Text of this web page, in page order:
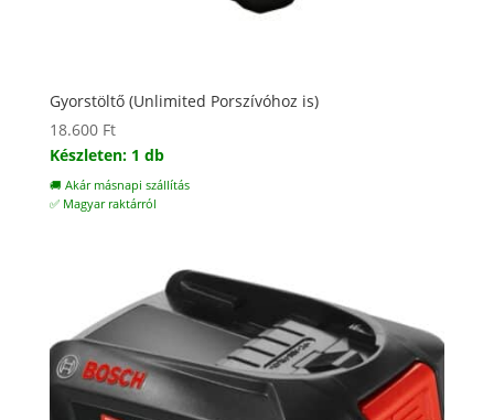
Gyorstöltő (Unlimited Porszívóhoz is)
18.600 Ft
Készleten: 1 db
🚚 Akár másnapi szállítás
✅ Magyar raktárról